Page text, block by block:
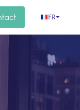
FR